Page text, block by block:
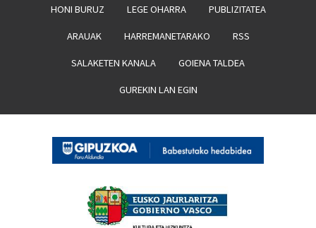
HONI BURUZ LEGE OHARRA PUBLIZITATEA
ARAUAK HARREMANETARAKO RSS
SALAKETEN KANALA GOIENA TALDEA
GUREKIN LAN EGIN